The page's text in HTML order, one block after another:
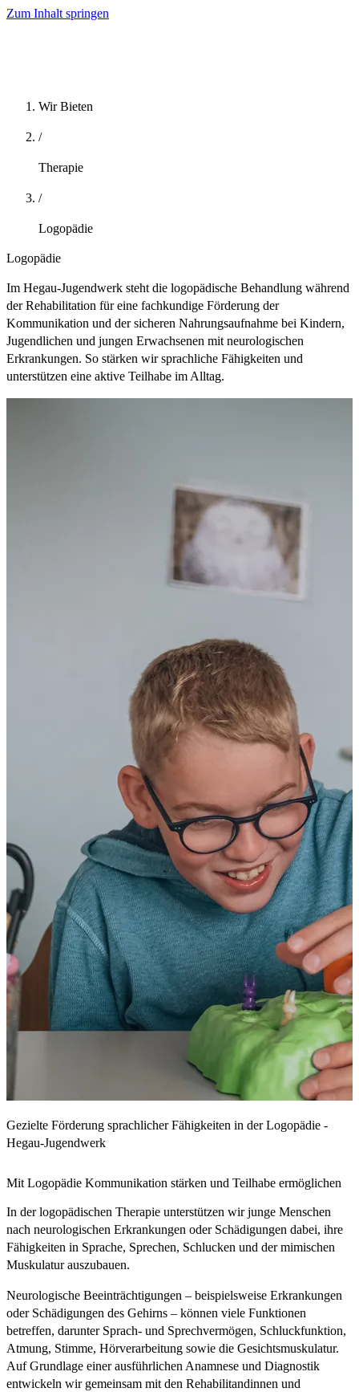
Zum Inhalt springen
Wir Bieten
/
Therapie
/
Logopädie
Logopädie
Im Hegau-Jugendwerk steht die logopädische Behandlung während
der Rehabilitation für eine fachkundige Förderung der
Kommunikation und der sicheren Nahrungsaufnahme bei Kindern,
Jugendlichen und jungen Erwachsenen mit neurologischen
Erkrankungen. So stärken wir sprachliche Fähigkeiten und
unterstützen eine aktive Teilhabe im Alltag.
Gezielte Förderung sprachlicher Fähigkeiten in der Logopädie -
Hegau-Jugendwerk
Mit Logopädie Kommunikation stärken und Teilhabe ermöglichen
In der logopädischen Therapie unterstützen wir junge Menschen
nach neurologischen Erkrankungen oder Schädigungen dabei, ihre
Fähigkeiten in Sprache, Sprechen, Schlucken und der mimischen
Muskulatur auszubauen.
Neurologische Beeinträchtigungen – beispielsweise Erkrankungen
oder Schädigungen des Gehirns – können viele Funktionen
betreffen, darunter Sprach- und Sprechvermögen, Schluckfunktion,
Atmung, Stimme, Hörverarbeitung sowie die Gesichtsmuskulatur.
Auf Grundlage einer ausführlichen Anamnese und Diagnostik
entwickeln wir gemeinsam mit den Rehabilitandinnen und